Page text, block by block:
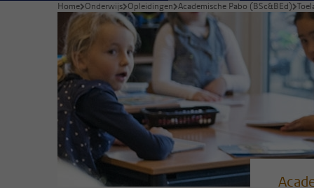
Home Onderwijs Opleidingen Academische Pabo (BSc&BEd)